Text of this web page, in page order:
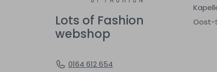
Lots of Fashion
webshop
0164 612 654
Oost-